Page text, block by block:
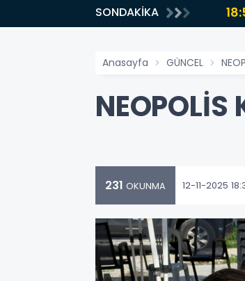
SONDAKİKA
Anasayfa GÜNCEL
NEOPOLİS
231 OKUNMA 12-11-2025